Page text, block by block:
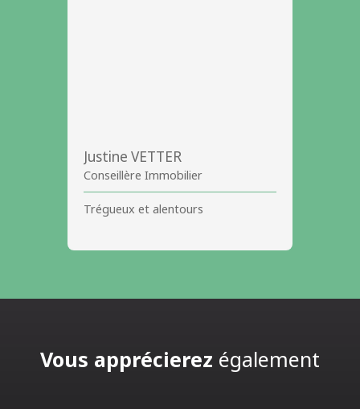
Justine VETTER
Conseillère Immobilier
Trégueux et alentours
Vous apprécierez également